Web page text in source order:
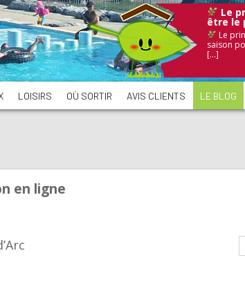
Le
être le
Le
saison
[...]
LOISIRS OÙ SORTIR AVIS CLIENTS LE BLOG
en ligne